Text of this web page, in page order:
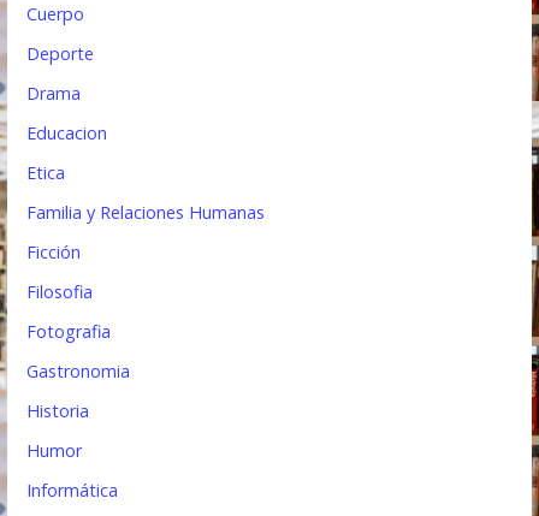
Cuerpo
Deporte
Drama
Educacion
Etica
Familia y Relaciones Humanas
Ficción
Filosofia
Fotografia
Gastronomia
Historia
Humor
Informática